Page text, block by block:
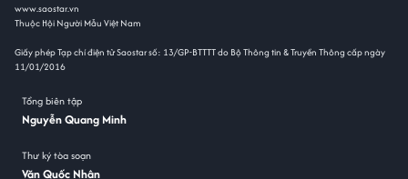
www.saostar.vn
Thuộc Hội Người Mẫu Việt Nam
Giấy phép Tạp chí điện tử Saostar số: 13/GP-BTTTT do Bộ Thông tin & Truyền Thông cấp ngày
11/01/2016
Tổng biên tập
Nguyễn Quang Minh
Thư ký tòa soạn
Văn Quốc Nhân